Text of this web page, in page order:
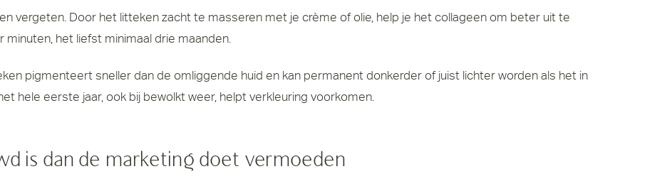
vergeten. Door het litteken zacht te masseren met je crème of olie, help je het collageen om beter uit te
minuten, het liefst minimaal drie maanden.
pigmenteert sneller dan de omliggende huid en kan permanent donkerder of juist lichter worden als het in
hele eerste jaar, ook bij bewolkt weer, helpt verkleuring voorkomen.
is dan de marketing doet vermoeden